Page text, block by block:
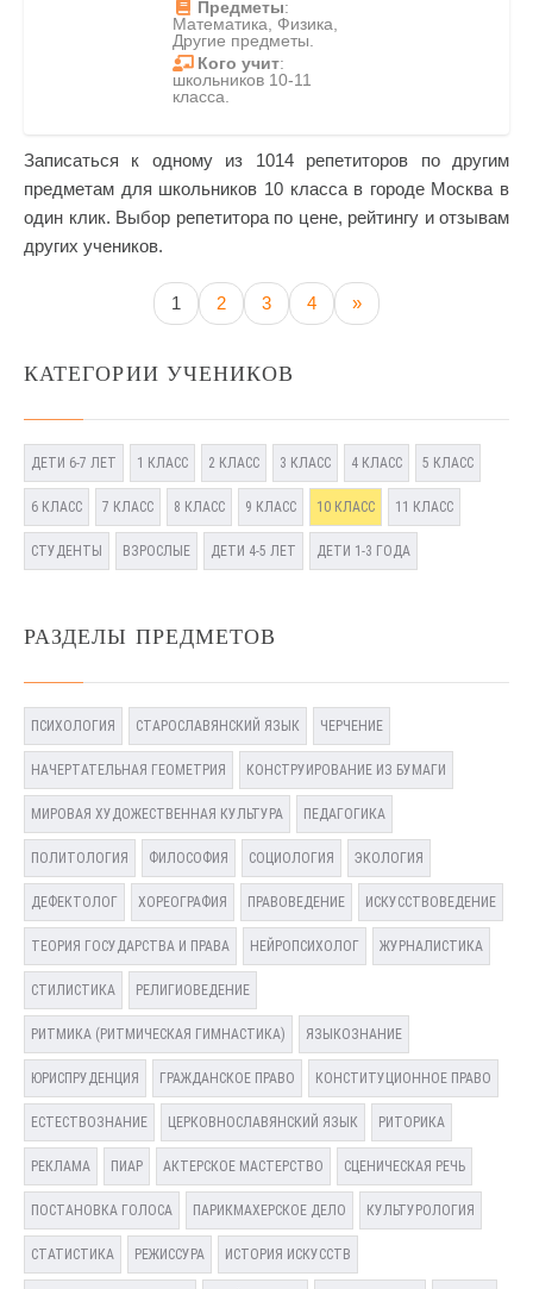
Предметы:
Математика, Физика,
Другие предметы.
Кого учит:
школьников 10-11
класса.
Записаться к одному из 1014 репетиторов по другим
предметам для школьников 10 класса в городе Москва в
один клик. Выбор репетитора по цене, рейтингу и отзывам
других учеников.
1 2 3 4 »
КАТЕГОРИИ УЧЕНИКОВ
ДЕТИ 6-7 ЛЕТ 1 КЛАСС 2 КЛАСС 3 КЛАСС 4 КЛАСС 5 КЛАСС
6 КЛАСС 7 КЛАСС 8 КЛАСС 9 КЛАСС 10 КЛАСС 11 КЛАСС
СТУДЕНТЫ ВЗРОСЛЫЕ ДЕТИ 4-5 ЛЕТ ДЕТИ 1-3 ГОДА
РАЗДЕЛЫ ПРЕДМЕТОВ
ПСИХОЛОГИЯ СТАРОСЛАВЯНСКИЙ ЯЗЫК ЧЕРЧЕНИЕ
НАЧЕРТАТЕЛЬНАЯ ГЕОМЕТРИЯ КОНСТРУИРОВАНИЕ ИЗ БУМАГИ
МИРОВАЯ ХУДОЖЕСТВЕННАЯ КУЛЬТУРА ПЕДАГОГИКА
ПОЛИТОЛОГИЯ ФИЛОСОФИЯ СОЦИОЛОГИЯ ЭКОЛОГИЯ
ДЕФЕКТОЛОГ ХОРЕОГРАФИЯ ПРАВОВЕДЕНИЕ ИСКУССТВОВЕДЕНИЕ
ТЕОРИЯ ГОСУДАРСТВА И ПРАВА НЕЙРОПСИХОЛОГ ЖУРНАЛИСТИКА
СТИЛИСТИКА РЕЛИГИОВЕДЕНИЕ
РИТМИКА (РИТМИЧЕСКАЯ ГИМНАСТИКА) ЯЗЫКОЗНАНИЕ
ЮРИСПРУДЕНЦИЯ ГРАЖДАНСКОЕ ПРАВО КОНСТИТУЦИОННОЕ ПРАВО
ЕСТЕСТВОЗНАНИЕ ЦЕРКОВНОСЛАВЯНСКИЙ ЯЗЫК РИТОРИКА
РЕКЛАМА ПИАР АКТЕРСКОЕ МАСТЕРСТВО СЦЕНИЧЕСКАЯ РЕЧЬ
ПОСТАНОВКА ГОЛОСА ПАРИКМАХЕРСКОЕ ДЕЛО КУЛЬТУРОЛОГИЯ
СТАТИСТИКА РЕЖИССУРА ИСТОРИЯ ИСКУССТВ